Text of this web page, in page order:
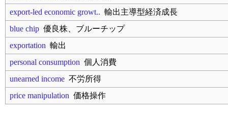
export-led economic growt.. 輸出主導型経済成長
blue chip 優良株、ブルーチップ
exportation 輸出
personal consumption 個人消費
unearned income 不労所得
price manipulation 価格操作